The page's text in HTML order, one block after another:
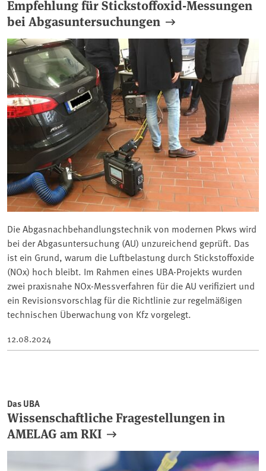
Empfehlung für Stickstoffoxid-Messungen
bei Abgasuntersuchungen
Die Abgasnachbehandlungstechnik von modernen Pkws wird
bei der Abgasuntersuchung (AU) unzureichend geprüft. Das
ist ein Grund, warum die Luftbelastung durch Stickstoffoxide
(NOx) hoch bleibt. Im Rahmen eines UBA-Projekts wurden
zwei praxisnahe NOx-Messverfahren für die AU verifiziert und
ein Revisionsvorschlag für die Richtlinie zur regelmäßigen
technischen Überwachung von Kfz vorgelegt.
12.08.2024
Das UBA
Wissenschaftliche Fragestellungen in
AMELAG am RKI